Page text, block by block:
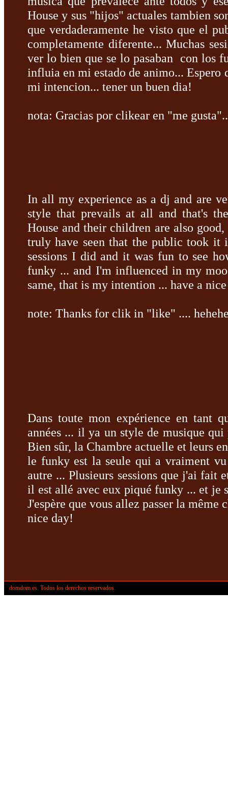
House y sus "hijos" actuales tambien
que verdaderamente he visto que el
completamente diferente... Muchas
ver lo bien que se lo pasaban con los
influia en mi estado de animo... Espero
mi intencion... tener un buen dia!
nota: Gracias por clikear en "me
In all my experience as a dj and are
style that prevails at all and that's the
House and their children are also good,
truly have seen that the public took it
sessions I did and it was fun to see
funky ... and I'm influenced in my
same, that is my intention ... have a
note: Thanks for clik in "like" ....
Dans toute mon expérience en tant
années ... il ya un style de musique qui
Bien sûr, la Chambre actuelle et leurs
le funky est la seule qui a vraiment vu
autre ... Plusieurs sessions que j'ai fait
il est allé avec eux piqué funky ... et je
J'espère que vous allez passer la même
nice day!
domdom.es. Todos los derechos reservados.